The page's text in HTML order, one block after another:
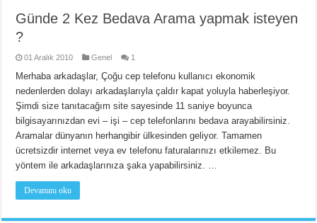
Günde 2 Kez Bedava Arama yapmak isteyen
?
01 Aralık 2010 Genel 1
Merhaba arkadaşlar, Çoğu cep telefonu kullanıcı ekonomik
nedenlerden dolayı arkadaşlarıyla çaldır kapat yoluyla haberleşiyor.
Şimdi size tanıtacağım site sayesinde 11 saniye boyunca
bilgisayarınızdan evi – işi – cep telefonlarını bedava arayabilirsiniz.
Aramalar dünyanın herhangibir ülkesinden geliyor. Tamamen
ücretsizdir internet veya ev telefonu faturalarınızı etkilemez. Bu
yöntem ile arkadaşlarınıza şaka yapabilirsiniz. …
Devamını oku